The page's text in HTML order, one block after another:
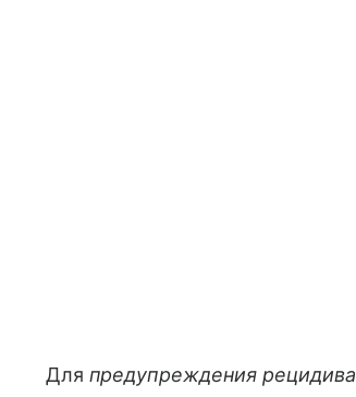
Дляпредупреждения рецидива